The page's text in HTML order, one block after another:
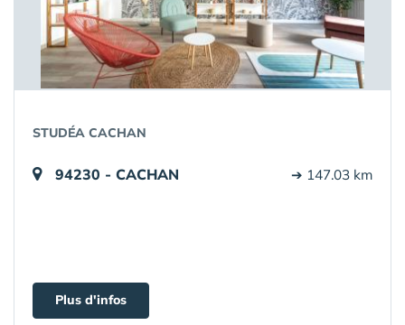
STUDÉA CACHAN
94230 - CACHAN ➔ 147.03 km
Plus d'infos